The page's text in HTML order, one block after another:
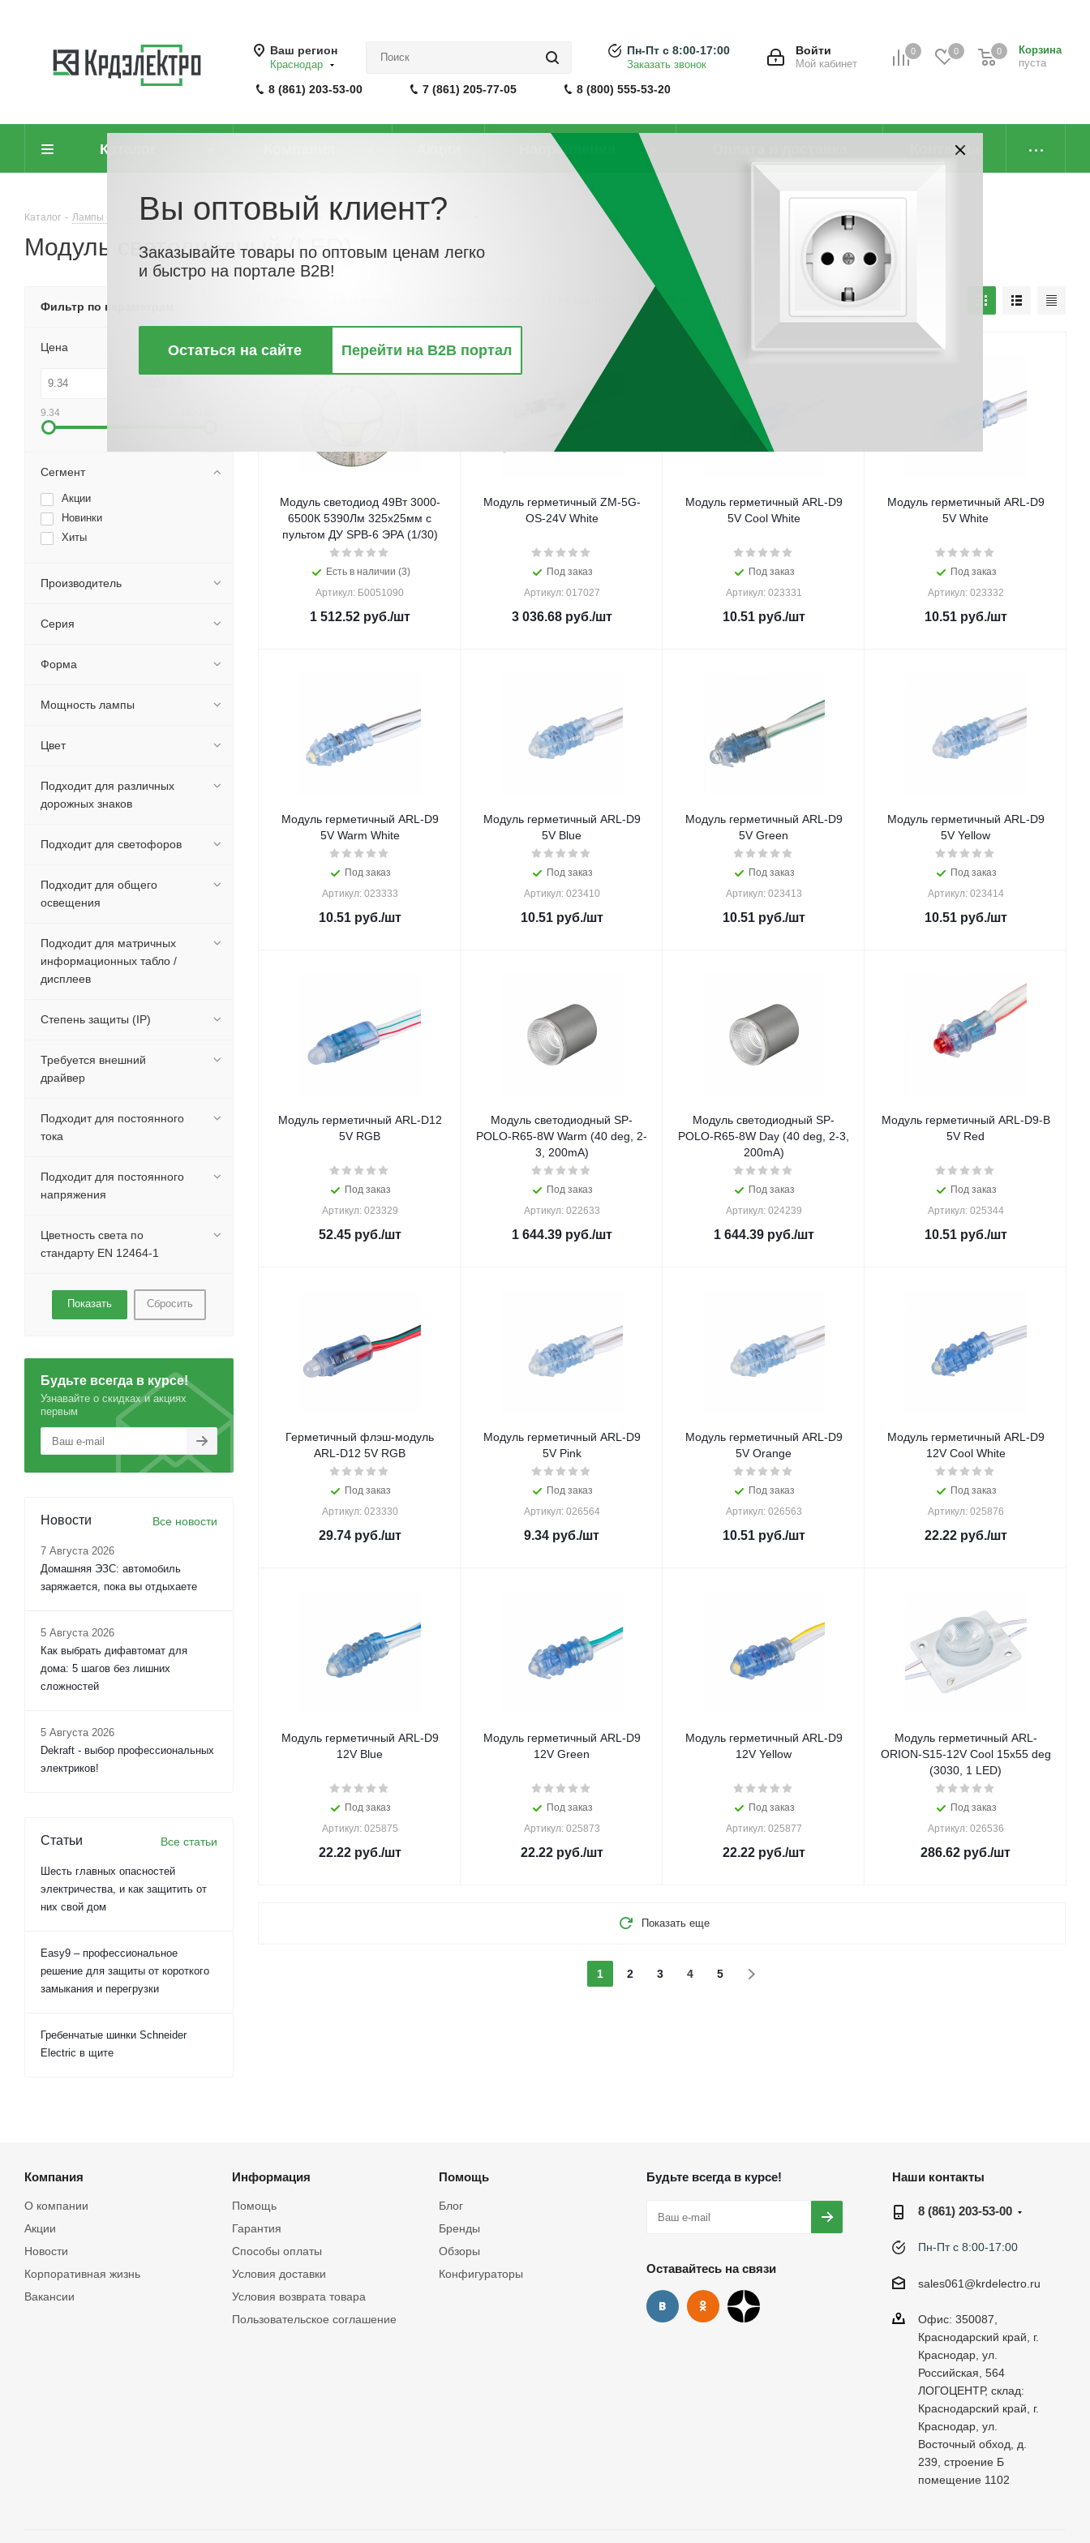
Ваш регион
Краснодар
8 (861) 203-53-00 7 (861) 205-77-05 8 (800) 555-53-20
0 0
Корзина
пуста
0
Войти
Мой кабинет
Пн-Пт с 8:00-17:00
Заказать звонок
Каталог Направления Контакты
Каталог - Лампы (источники света) - Модули светодиодные - Модуль светодиодный (LED)
Модуль светодиодный (LED)
По цене По наличию
Модуль светодиод 49Вт 3000-
6500К 5390Лм 325х25мм с
пультом ДУ SPB-6 ЭРА (1/30)
Есть в наличии (3)
Артикул: Б0051090
1 512.52руб./шт
Модуль герметичный ZM-5G-
OS-24V White
Под заказ
Артикул: 017027
3 036.68руб./шт
Модуль герметичный ARL-D9
5V Cool White
Под заказ
Артикул: 023331
10.51руб./шт
Модуль герметичный ARL-D9
5V White
Под заказ
Артикул: 023332
10.51руб./шт
Модуль герметичный ARL-D9
5V Warm White
Под заказ
Артикул: 023333
10.51руб./шт
Модуль герметичный ARL-D9
5V Blue
Под заказ
Артикул: 023410
10.51руб./шт
Модуль герметичный ARL-D9
5V Green
Под заказ
Артикул: 023413
10.51руб./шт
Модуль герметичный ARL-D9
5V Yellow
Под заказ
Артикул: 023414
10.51руб./шт
Модуль герметичный ARL-D12
5V RGB
Под заказ
Артикул: 023329
52.45руб./шт
Модуль светодиодный SP-
POLO-R65-8W Warm (40 deg, 2-
3, 200mA)
Под заказ
Артикул: 022633
1 644.39руб./шт
Модуль светодиодный SP-
POLO-R65-8W Day (40 deg, 2-3,
200mA)
Под заказ
Артикул: 024239
1 644.39руб./шт
Модуль герметичный ARL-D9-B
5V Red
Под заказ
Артикул: 025344
10.51руб./шт
Герметичный флэш-модуль
ARL-D12 5V RGB
Под заказ
Артикул: 023330
29.74руб./шт
Модуль герметичный ARL-D9
5V Pink
Под заказ
Артикул: 026564
9.34 руб./шт
Модуль герметичный ARL-D9
5V Orange
Под заказ
Артикул: 026563
10.51руб./шт
Модуль герметичный ARL-D9
12V Cool White
Под заказ
Артикул: 025876
22.22руб./шт
Модуль герметичный ARL-D9
12V Blue
Под заказ
Артикул: 025875
22.22руб./шт
Модуль герметичный ARL-D9
12V Green
Под заказ
Артикул: 025873
22.22руб./шт
Модуль герметичный ARL-D9
12V Yellow
Под заказ
Артикул: 025877
22.22руб./шт
Модуль герметичный ARL-
ORION-S15-12V Cool 15x55 deg
(3030, 1 LED)
Под заказ
Артикул: 026536
286.62 руб./шт
Показать еще
1 2 3 4 5
Фильтр по параметрам
Цена
9.34
Сегмент
Акции
Новинки
Хиты
Производитель
Серия
Форма
Мощность лампы
Цвет
Подходит для различных
дорожных знаков
Подходит для светофоров
Подходит для общего
освещения
Подходит для матричных
информационных табло /
дисплеев
Степень защиты (IP)
Требуется внешний
драйвер
Подходит для постоянного
тока
Подходит для постоянного
напряжения
Цветность света по
стандарту EN 12464-1
Сбросить
Будьте всегда в курсе!
Узнавайте о скидках и акциях
первым
Новости Все новости
7 Августа 2026
Домашняя ЭЗС: автомобиль
заряжается, пока вы отдыхаете
5 Августа 2026
Как выбрать дифавтомат для
дома: 5 шагов без лишних
сложностей
5 Августа 2026
Dekraft - выбор профессиональных
электриков!
Статьи Все статьи
Шесть главных опасностей
электричества, и как защитить от
них свой дом
Easy9 – профессиональное
решение для защиты от короткого
замыкания и перегрузки
Гребенчатые шинки Schneider
Electric в щите
Компания
О компании
Акции
Новости
Корпоративная жизнь
Вакансии
Информация
Помощь
Гарантия
Способы оплаты
Условия доставки
Условия возврата товара
Пользовательское соглашение
Помощь
Блог
Бренды
Обзоры
Конфигураторы
Будьте всегда в курсе!
Оставайтесь на связи
Наши контакты
8 (861) 203-53-00
Пн-Пт с 8:00-17:00
sales061@krdelectro.ru
Офис: 350087,
Краснодарский край, г.
Краснодар, ул.
Российская, 564
ЛОГОЦЕНТР, склад:
Краснодарский край, г.
Краснодар, ул.
Восточный обход, д.
239, строение Б
помещение 1102
Вы оптовый клиент?
Заказывайте товары по оптовым ценам легко
и быстро на портале B2B!
Остаться на сайте Перейти на B2B портал